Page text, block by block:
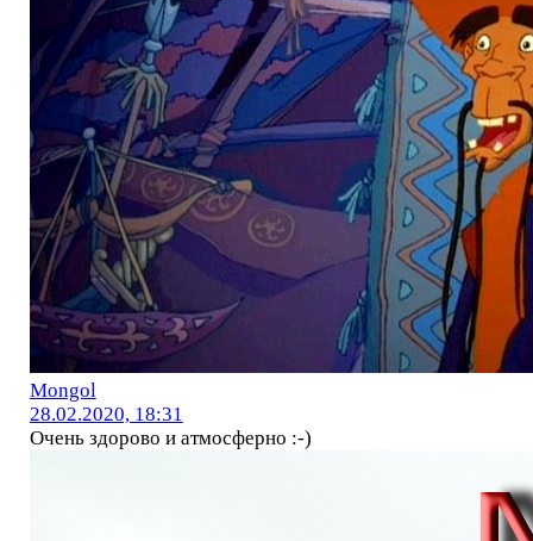
Mоngol
28.02.2020, 18:31
Очень здорово и атмосферно :-)